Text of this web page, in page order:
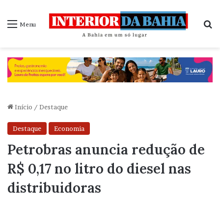
Menu
Início / Destaque
Destaque Economia
Petrobras anuncia redução de
R$ 0,17 no litro do diesel nas
distribuidoras